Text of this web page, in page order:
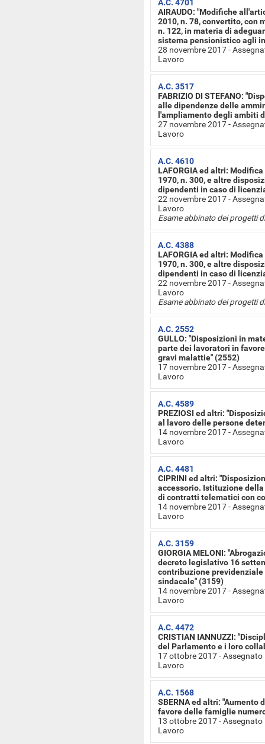
A.C. 4701
AIRAUDO: "Modifiche
2010, n. 78, convertito, con
n. 122, in materia di
sistema pensionistico agli
28 novembre 2017 -
Lavoro
A.C. 3517
FABRIZIO DI STEFANO:
alle dipendenze delle
l'ampliamento degli ambiti
27 novembre 2017 -
Lavoro
A.C. 4610
LAFORGIA ed altri:
1970, n. 300, e altre
dipendenti in caso di
22 novembre 2017 -
Lavoro
Esame abbinato dei progetti
A.C. 4388
LAFORGIA ed altri:
1970, n. 300, e altre
dipendenti in caso di
22 novembre 2017 -
Lavoro
Esame abbinato dei progetti
A.C. 2552
GULLO: "Disposizioni in
parte dei lavoratori in
gravi malattie" (2552)
17 novembre 2017 -
Lavoro
A.C. 4589
PREZIOSI ed altri:
al lavoro delle persone
14 novembre 2017 -
Lavoro
A.C. 4481
CIPRINI ed altri:
accessorio. Istituzione
di contratti telematici con
14 novembre 2017 -
Lavoro
A.C. 3159
GIORGIA MELONI:
decreto legislativo 16
contribuzione
sindacale" (3159)
14 novembre 2017 -
Lavoro
A.C. 4472
CRISTIAN IANNUZZI:
del Parlamento e i loro
17 ottobre 2017 - Assegnato
Lavoro
A.C. 1568
SBERNA ed altri:
favore delle famiglie
13 ottobre 2017 - Assegnato
Lavoro